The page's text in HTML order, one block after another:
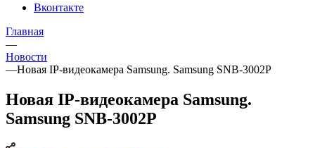
Вконтакте
Главная
—
Новости
—Новая IP-видеокамера Samsung. Samsung SNB-3002P
Новая IP-видеокамера Samsung.
Samsung SNB-3002P